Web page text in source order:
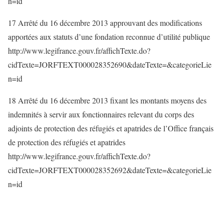
17 Arrêté du 16 décembre 2013 approuvant des modifications
apportées aux statuts d’une fondation reconnue d’utilité publique
http://www.legifrance.gouv.fr/affichTexte.do?
cidTexte=JORFTEXT000028352690&dateTexte=&categorieLie
n=id
18 Arrêté du 16 décembre 2013 fixant les montants moyens des
indemnités à servir aux fonctionnaires relevant du corps des
adjoints de protection des réfugiés et apatrides de l’Office français
de protection des réfugiés et apatrides
http://www.legifrance.gouv.fr/affichTexte.do?
cidTexte=JORFTEXT000028352692&dateTexte=&categorieLie
n=id